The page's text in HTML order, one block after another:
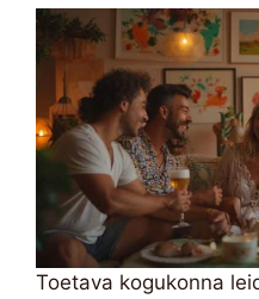
Toetava kogukonna